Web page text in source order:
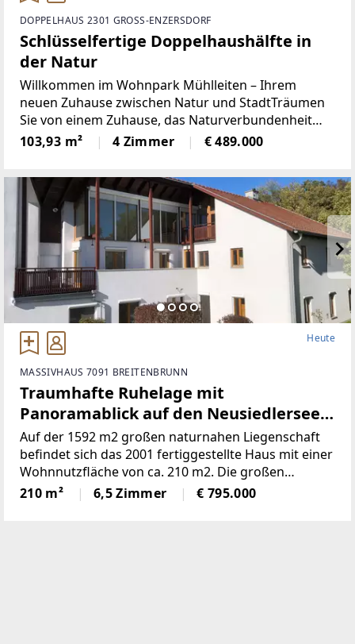
DOPPELHAUS 2301 GROSS-ENZERSDORF
Schlüsselfertige Doppelhaushälfte in
der Natur
Willkommen im Wohnpark Mühlleiten – Ihrem
neuen Zuhause zwischen Natur und StadtTräumen
Sie von einem Zuhause, das Naturverbundenheit
und Stadtnähe perfekt kombiniert? Im Wohnpark
Mühlleiten finden Sie nicht nur moderne Architektur,
103,93 m² 4 Zimmer € 489.000
Heute
MASSIVHAUS 7091 BREITENBRUNN
Traumhafte Ruhelage mit
Panoramablick auf den Neusiedlersee
(Provisionsfrei)
Auf der 1592 m2 großen naturnahen Liegenschaft
befindet sich das 2001 fertiggestellte Haus mit einer
Wohnnutzfläche von ca. 210 m2. Die großen
Fensterspenden viel Tageslicht und ermöglichen auf
mehreren Ebenen einenaußergewöhnlichen Blick
210 m² 6,5 Zimmer € 795.000